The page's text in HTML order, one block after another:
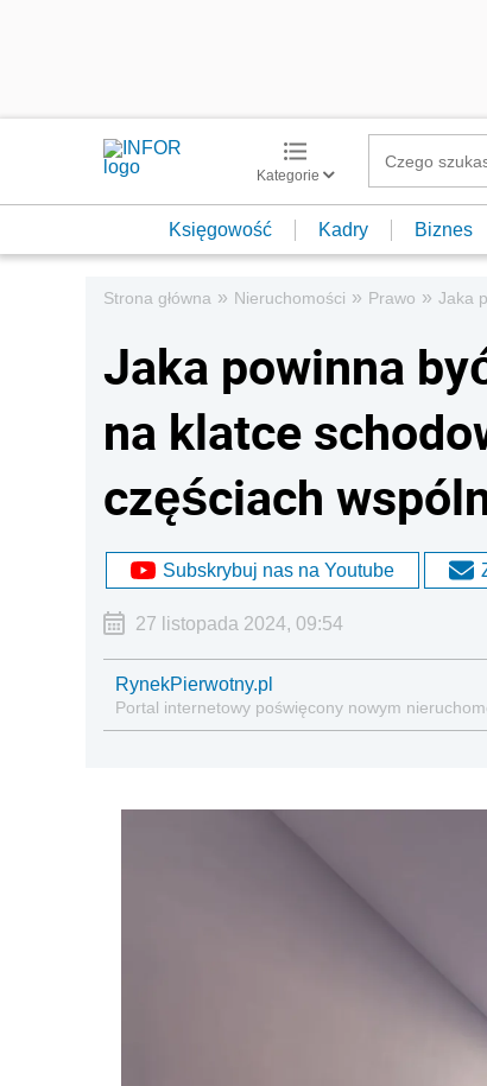
Kategorie
Księgowość Kadry Biznes
Strona główna » Nieruchomości » Prawo » Jaka
Jaka powinna
na klatce
częściach
Subskrybuj nas na Youtube
27 listopada 2024, 09:54
RynekPierwotny.pl
Portal internetowy poświęcony nowym